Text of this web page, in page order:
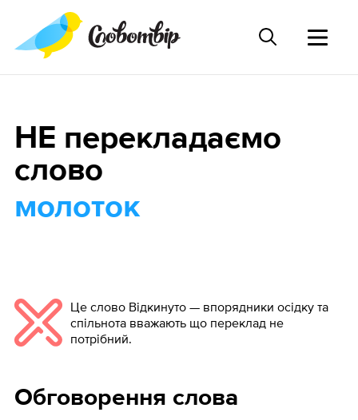
НЕ перекладаємо
слово
молоток
Це слово Відкинуто — впорядники осідку та
спільнота вважають що переклад не
потрібний.
Обговорення слова